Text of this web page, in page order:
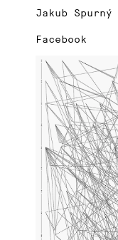
Jakub Spurný
Facebook